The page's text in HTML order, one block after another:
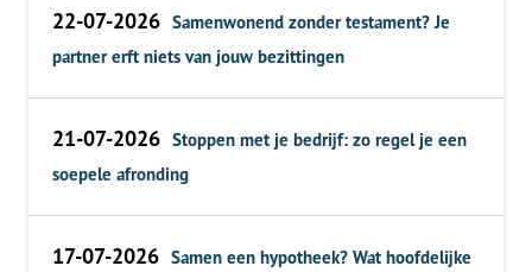
22-07-2026 Samenwonend zonder testament? Je
partner erft niets van jouw bezittingen
21-07-2026 Stoppen met je bedrijf: zo regel je een
soepele afronding
17-07-2026 Samen een hypotheek? Wat hoofdelijke